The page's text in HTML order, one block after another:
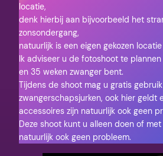
locatie,
denk hierbij aan bijvoorbeeld het
zonsondergang,
natuurlijk is een eigen gekozen
Ik adviseer u de fotoshoot te
en 35 weken zwanger bent.
Tijdens de shoot mag u gratis
zwangerschapsjurken, ook hier geldt
accessoires zijn natuurlijk ook geen
Deze shoot kunt u alleen doen of
natuurlijk ook geen probleem.